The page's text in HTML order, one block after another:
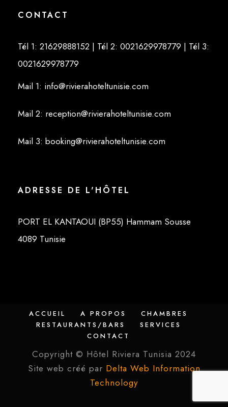
CONTACT
Tél 1: 21629888152 | Tél 2: 0021629978779 | Tél 3:
0021629978779
Mail 1: info@rivierahoteltunisie.com
Mail 2: reception@rivierahoteltunisie.com
Mail 3: booking@rivierahoteltunisie.com
ADRESSE DE L'HÔTEL
PORT EL KANTAOUI (BP55) Hammam Sousse
4089 Tunisie
ACCUEIL A PROPOS
CHAMBRES
RESTAURANTS/BARS
SERVICES
CONTACT
Copyright © Hôtel Riviera Tunisia 2024
Site web créé par Delta Web Information
Technology